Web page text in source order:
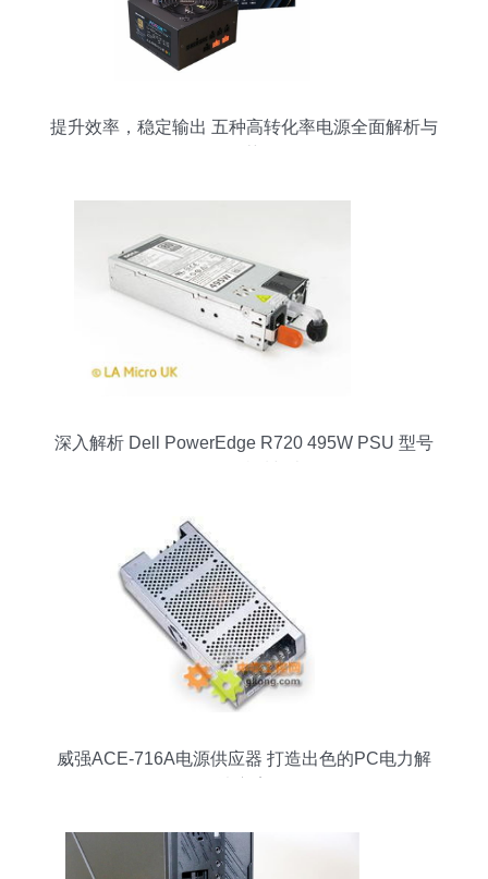
提升效率，稳定输出 五种高转化率电源全面解析与
深入解析 Dell PowerEdge R720 495W PSU 型号
威强ACE-716A电源供应器 打造出色的PC电力解